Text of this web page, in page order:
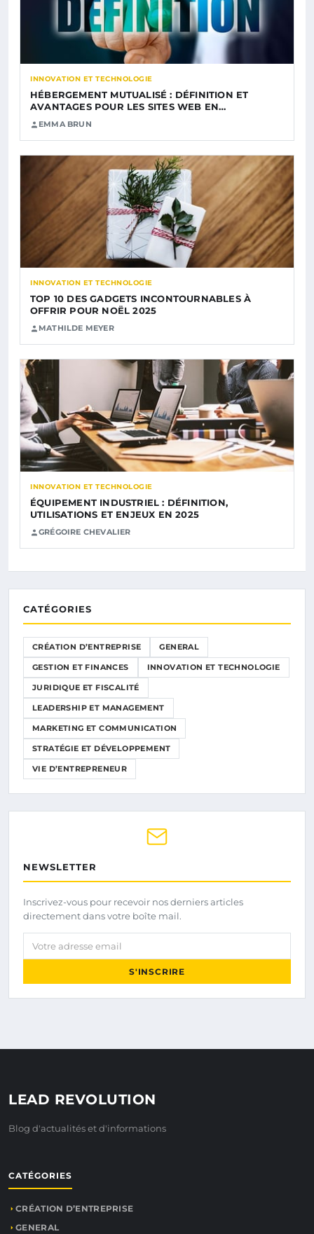
INNOVATION ET TECHNOLOGIE
HÉBERGEMENT MUTUALISÉ : DÉFINITION ET
AVANTAGES POUR LES SITES WEB EN…
EMMA BRUN
INNOVATION ET TECHNOLOGIE
TOP 10 DES GADGETS INCONTOURNABLES À
OFFRIR POUR NOËL 2025
MATHILDE MEYER
INNOVATION ET TECHNOLOGIE
ÉQUIPEMENT INDUSTRIEL : DÉFINITION,
UTILISATIONS ET ENJEUX EN 2025
GRÉGOIRE CHEVALIER
CATÉGORIES
CRÉATION D’ENTREPRISE GENERAL
GESTION ET FINANCES INNOVATION ET TECHNOLOGIE
JURIDIQUE ET FISCALITÉ
LEADERSHIP ET MANAGEMENT
MARKETING ET COMMUNICATION
STRATÉGIE ET DÉVELOPPEMENT
VIE D’ENTREPRENEUR
NEWSLETTER
Inscrivez-vous pour recevoir nos derniers articles
directement dans votre boîte mail.
Votre adresse email
S'INSCRIRE
LEAD REVOLUTION
Blog d'actualités et d'informations
CATÉGORIES
CRÉATION D’ENTREPRISE
GENERAL